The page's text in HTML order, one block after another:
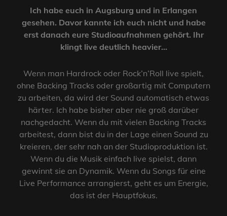
Ich habe euch in Augsburg und in Erlangen
gesehen. Davor kannte ich euch nicht und habe
erst danach eure Studioaufnahmen gehört. Ihr
klingt live deutlich heavier…
Wenn man Hardrock oder Rock’n’Roll live spielt,
ohne Backing Tracks oder großartig mit Computern
zu arbeiten, da wird der Sound automatisch etwas
härter. Ich habe bisher aber nie groß darüber
nachgedacht. Wenn du mit vielen Backing Tracks
arbeitest, dann bist du in der Lage einen Sound zu
kreieren, der sehr nah an der Studioproduktion ist.
Wenn du die Musik einfach live spielst, dann
gewinnt sie an Dynamik. Wenn du Songs für eine
Live Performance arrangierst, geht es um Energie,
das ist der Hauptfokus.